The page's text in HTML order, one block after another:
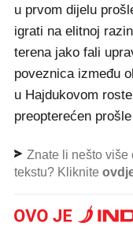
u prvom dijelu
igrati na elitnoj
terena jako fali
poveznica između
u Hajdukovom
preopterećen
Znate li nešto više
tekstu? Kliknite